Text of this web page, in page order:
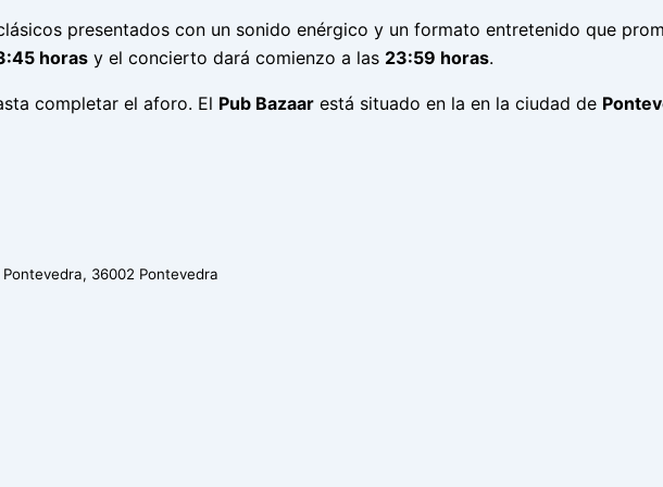
presentados con un sonido enérgico y un formato entretenido que
horas y el concierto dará comienzo a las 23:59 horas.
completar el aforo. El Pub Bazaar está situado en la en la ciudad de
36002 Pontevedra